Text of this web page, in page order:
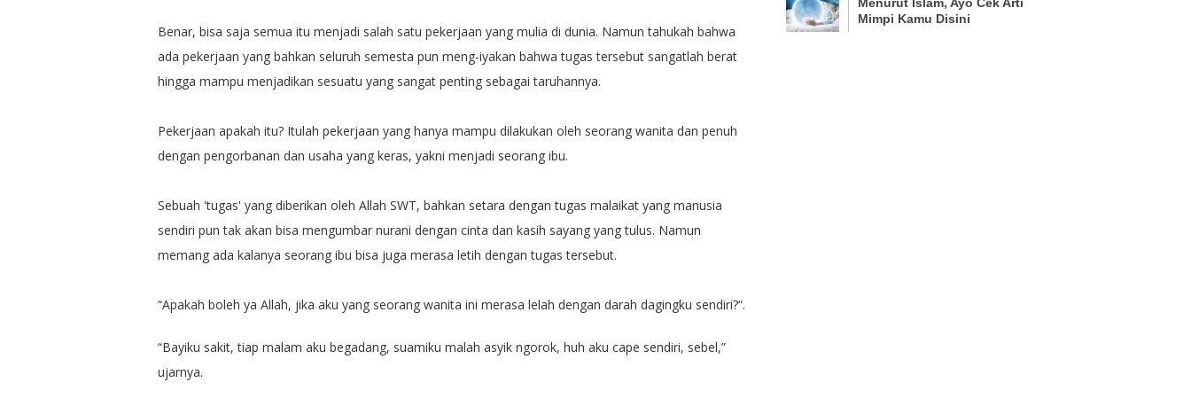
Benar, bisa saja semua itu menjadi salah satu pekerjaan yang mulia di dunia. Namun tahukah bahwa
ada pekerjaan yang bahkan seluruh semesta pun meng-iyakan bahwa tugas tersebut sangatlah berat
hingga mampu menjadikan sesuatu yang sangat penting sebagai taruhannya.
Pekerjaan apakah itu? Itulah pekerjaan yang hanya mampu dilakukan oleh seorang wanita dan penuh
dengan pengorbanan dan usaha yang keras, yakni menjadi seorang ibu.
Sebuah 'tugas' yang diberikan oleh Allah SWT, bahkan setara dengan tugas malaikat yang manusia
sendiri pun tak akan bisa mengumbar nurani dengan cinta dan kasih sayang yang tulus. Namun
memang ada kalanya seorang ibu bisa juga merasa letih dengan tugas tersebut.
“Apakah boleh ya Allah, jika aku yang seorang wanita ini merasa lelah dengan darah dagingku sendiri?“.
“Bayiku sakit, tiap malam aku begadang, suamiku malah asyik ngorok, huh aku cape sendiri, sebel,”
ujarnya.
Mimpi Kamu Disini